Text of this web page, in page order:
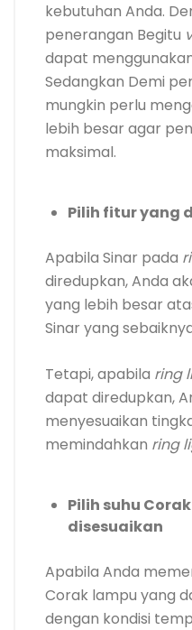
kebutuhan Anda.
penerangan Begitu
dapat
Sedangkan Demi
mungkin perlu
lebih besar agar
maksimal.
Pilih fitur yang
Apabila Sinar pada
diredupkan, Anda
yang lebih besar
Sinar yang
Tetapi, apabila ring
dapat diredupkan,
menyesuaikan
memindahkan ring
Pilih suhu
disesuaikan
Apabila Anda
Corak lampu yang
dengan kondisi